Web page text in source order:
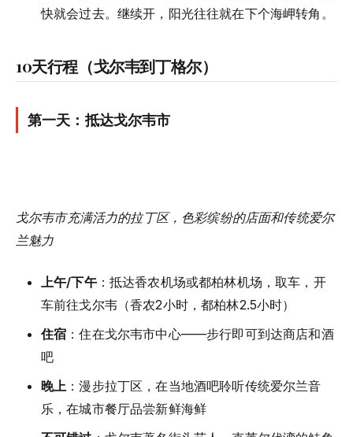
快就会过去。继续开，阳光往往就在下个海岬转角。
10天行程（戈尔韦到丁格尔）
第一天：抵达戈尔韦市
戈尔韦市充满活力的拉丁区，色彩缤纷的店面和传统爱尔
兰魅力
上午/下午：抵达香农机场或都柏林机场，取车，开
车前往戈尔韦（香农2小时，都柏林2.5小时）
住宿 ：住在戈尔韦市中心——步行即可到达商店和酒
吧
晚上 ：漫步拉丁区，在当地酒吧聆听传统爱尔兰音
乐，在城市餐厅品尝新鲜海鲜